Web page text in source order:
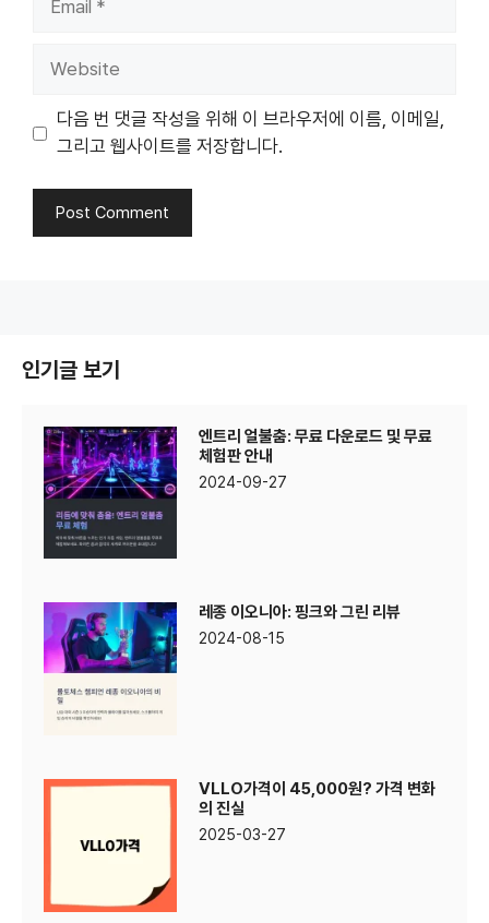
다음 번 댓글 작성을 위해 이 브라우저에 이름, 이메일,
그리고 웹사이트를 저장합니다.
인기글 보기
엔트리 얼불춤: 무료 다운로드 및 무료
체험판 안내
2024-09-27
레종 이오니아: 핑크와 그린 리뷰
2024-08-15
VLLO가격이 45,000원? 가격 변화
의 진실
2025-03-27